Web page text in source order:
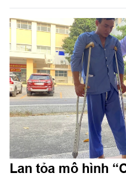
Lan tỏa mô hình